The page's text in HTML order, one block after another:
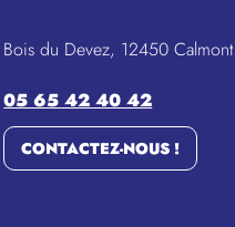
Bois du Devez, 12450 Calmont
05 65 42 40 42
CONTACTEZ-NOUS !